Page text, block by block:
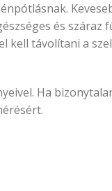
és száraz
kell távolítani a
Ha